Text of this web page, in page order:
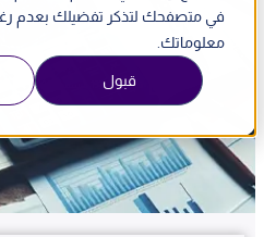
في متصفحك لتذكر تفضيلك بعدم
معلوماتك.
قبول
وشروطها؟
تم التحديث